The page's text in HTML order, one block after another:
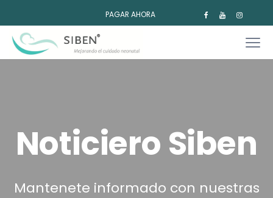
PAGAR AHORA
Noticiero Siben
Mantenete informado con nuestras